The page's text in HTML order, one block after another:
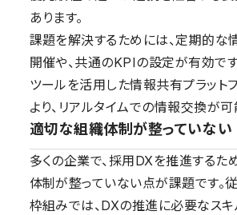
あります。
課題を解決するためには、定期的な
開催や、共通のKPIの設定が有効です
ツールを活用した情報共有プラット
より、リアルタイムでの情報交換が可
適切な組織体制が整っていない
多くの企業で、採用DXを推進する
体制が整っていない点が課題です。
枠組みでは、DXの推進に必要なス